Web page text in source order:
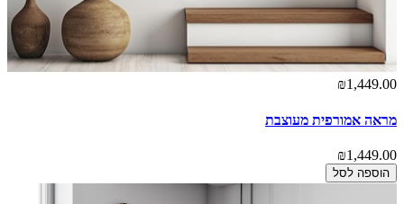
₪1,449.00
מראה אמורפית מעוצבת
₪1,449.00
הוספה לסל